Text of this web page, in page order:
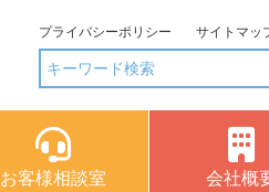
プライバシーポリシー サイトマッ
お客様相談室 会社概